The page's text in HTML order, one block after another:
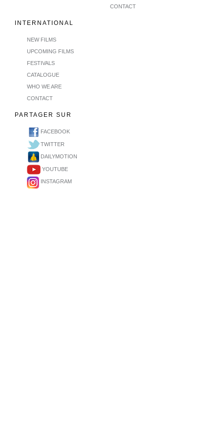
CONTACT
INTERNATIONAL
NEW FILMS
UPCOMING FILMS
FESTIVALS
CATALOGUE
WHO WE ARE
CONTACT
PARTAGER SUR
FACEBOOK
TWITTER
DAILYMOTION
YOUTUBE
INSTAGRAM